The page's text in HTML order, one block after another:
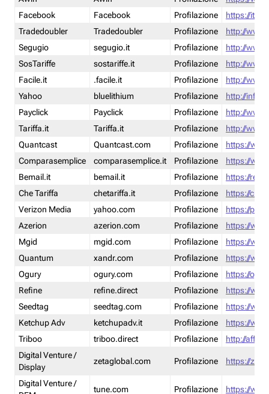
Facebook
Facebook Profilazione
https://it-
Tradedoubler
Tradedoubler Profilazione
http://
Segugio
segugio.it Profilazione
http://
SosTariffe
sostariffe.it Profilazione
http://
Facile.it
.facile.it Profilazione
http://
Yahoo
bluelithium Profilazione
http://
Payclick
Payclick Profilazione
http://
Tariffa.it
Tariffa.it Profilazione
http://
Quantcast
Quantcast.com Profilazione
https://
Comparasemplice
comparasemplice.it Profilazione
https://
Bemail.it
bemail.it Profilazione
https://
Che Tariffa
chetariffa.it Profilazione
https://
Verizon Media
yahoo.com Profilazione
https://
Azerion
azerion.com Profilazione
https://
Mgid
mgid.com Profilazione
https://
Quantum
xandr.com Profilazione
https://
Ogury
ogury.com Profilazione
https://
Refine
refine.direct Profilazione
https://
Seedtag
seedtag.com Profilazione
https://
Ketchup Adv
ketchupadv.it Profilazione
https://
Triboo
triboo.direct Profilazione
http://
Digital Venture /
Display
zetaglobal.com Profilazione https://
Digital Venture /
tune.com Profilazione https://